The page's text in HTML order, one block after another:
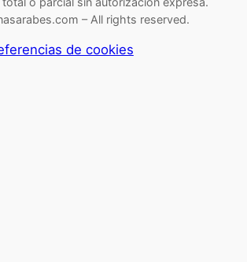
– All rights reserved.
de cookies